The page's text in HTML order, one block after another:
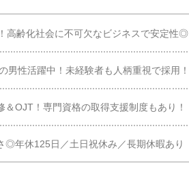
高齢化社会に不可欠なビジネスで安定性◎
男性活躍中！未経験者も人柄重視で採用！
OJT！専門資格の取得支援制度もあり！
年休125日／土日祝休み／長期休暇あり